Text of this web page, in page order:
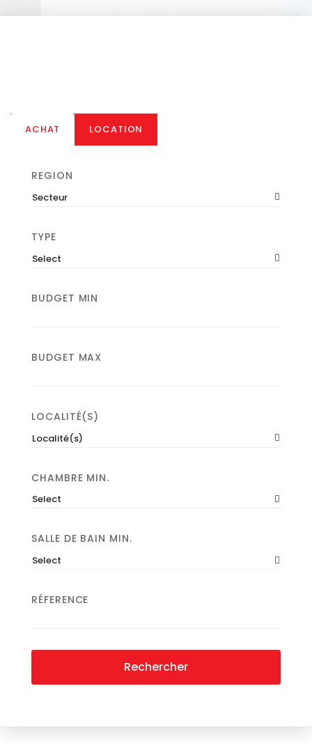
ACHAT LOCATION
TYPE
Select
REGION
Secteur
BUDGET MIN
BUDGET MAX
LOCALITÉ(S)
Localité(s)
CHAMBRE MIN.
Select
SALLE DE BAIN MIN.
Select
RÉFERENCE
Rechercher